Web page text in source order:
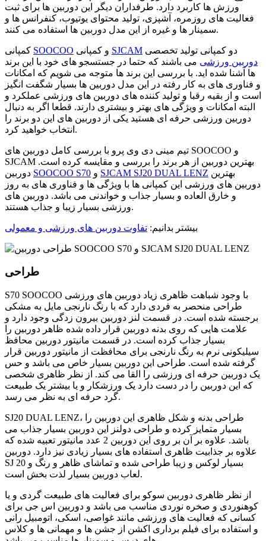
ورزش ها کاربرد دارد. طرفداران دیگر این دوربین ها برای ثبت
فعالیت های روزمره، آشپزی، تولید محتوای یوتیوب، کنفرانس ها و
سمینار ها و غیره از این مدل دوربین ها استفاده می کنند.
SOOCOO SJCAM دو کمپانی تولید تخصصی
دوربین ورزشی می باشند که حتما در جستسجو های خود با این برند
ها آشنا شده اید. با بررسی این برند ها متوجه می شویم که امکانات
و فناوری های به کار رفته در این مدل دوربین ها بسیار شگفت انگیز
است و از بقیه رقبا و تولید کننده های دوربین های ورزشی عملکرد و
البته امکانات و ویژگی های بهتر و بیشتری دارند. قطعا اگر به دنبال
دوربین ورزشی حرفه ای هستید یکی از دوربین های این دو برند را
انتخاب خواهید کرد.
تیم مینی دی وی پرو با بررسی کامل دوربین های SOOCOO و
SJCAM بهترین دوربین از هر برند را بررسی و مقایسه کرده است.
SOOCOO S70 SJCAM SJ20 DUAL LENZ
دوربین های ورزشی این کمپانی ها با ویژگی ها و فناوری های به روز
و خارق العاده و بسیار جذاب و خواندنی می باشد. دوربین های
ورزشی بسیار زیبا و جذاب هستند.
بیشتر بدانیم: تفاوت دوربین های ورزشی و معمولی
طراحی
S70 SOOCOO با وجود شباهت ظاهری زیاد دوربین های ورزشی
طراحی منحصر به فردی دارد که با رنگ نارنجی مایل به مشکی
برجسته شده است. در قسمت لنز دوربین بیرون زدگی وجود دارد و
علامت هایی که روی بدنه دوربین قرار داده شده ظاهر دوربین را
بسیار جذاب کرده است. در قسمت مانیتور دوربین محافظ
سیلیکونی نرم به رنگ نارنجی برای محافظت از مانیتور دوربین قرار
گرفته شده است. طراحی این دوربین بسیار خاص می باشد و حس
یک دوربین حرفه ای ورزشی را القا می کند. از نظر ظاهری شخصی
که این دوربین را در دست دارد یک ورزشکار و یا بیشتر یک طبیعت
گرد حرفه ای به نظر می رسد.
SJ20 DUAL LENZ، طراحی بدنه و شکل ظاهری این دوربین را
بسیار متمایز کرده و طراحی دولنز این دوربین بسیار جذاب می
باشد. علاوه بر آن بر روی این دوربین 2 عدد مانیتور تعبیه شده که
علاوه بر جذابیت ظاهری استفاده های بسیار زیادی نیز دارد. دوربین
SJ 20 بسیار لوکس و زیبا طراحی شده و تماشای ظاهر و رنگ و
لعاب دوربین بسیار لذت بخش است.
از نظر ظاهری دوربین سوکو برای فعالیت های طبیعت گردی و یا
کوهنوردی و صخره نوردی مناسب می باشد و دوربین اس جی برای
کسانی که فعالیت های ورزشی مانند غواصی، اسکی، اتومبیل رانی
و استفاده برای فیلم برداری اکشن از جشن ها و مهمانی ها و کلاس